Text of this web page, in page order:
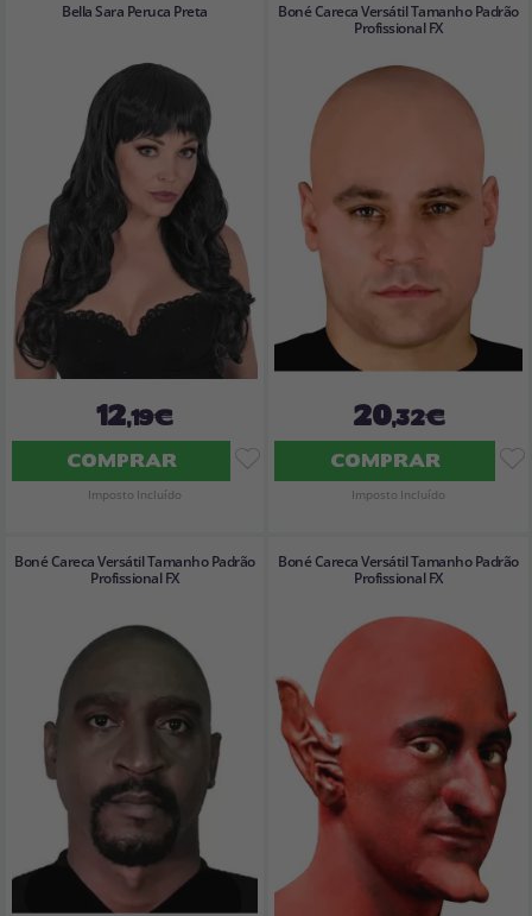
Bella Sara Peruca Preta
12,19€
COMPRAR
Imposto Incluído
Boné Careca Versátil Tamanho Padrão
Profissional FX
20,32€
COMPRAR
Imposto Incluído
Boné Careca Versátil Tamanho Padrão
Profissional FX
Boné Careca Versátil Tamanho Padrão
Profissional FX